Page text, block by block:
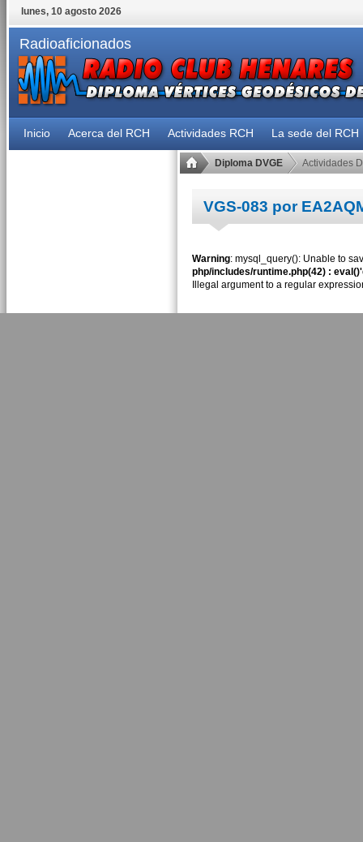
lunes, 10 agosto 2026
Radioaficionados
Inicio Acerca del RCH Actividades RCH La sede del RCH
Diploma DVGE Actividades
VGS-083 por
Warning: mysql_query(): Unable to
php/includes/runtime.php(42) :
Illegal argument to a regular